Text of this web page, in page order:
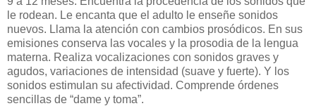
le rodean. Le encanta que el adulto le enseñe sonidos
nuevos. Llama la atención con cambios prosódicos. En sus
emisiones conserva las vocales y la prosodia de la lengua
materna. Realiza vocalizaciones con sonidos graves y
agudos, variaciones de intensidad (suave y fuerte). Y los
sonidos estimulan su afectividad. Comprende órdenes
sencillas de “dame y toma”.